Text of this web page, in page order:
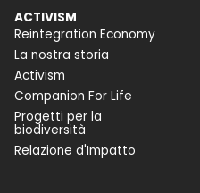
ACTIVISM
Reintegration Economy
La nostra storia
Activism
Companion For Life
Progetti per la
biodiversità
Relazione d'Impatto